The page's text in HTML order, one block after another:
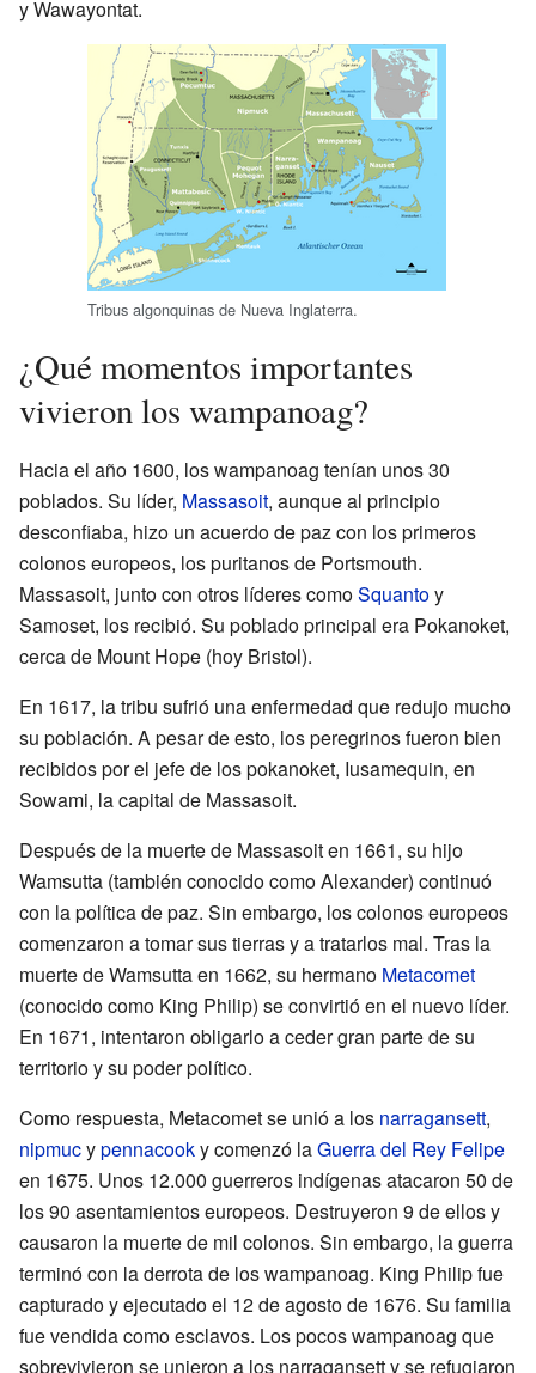
y Wawayontat.
Tribus algonquinas de Nueva Inglaterra.
¿Qué momentos importantes
vivieron los wampanoag?
Hacia el año 1600, los wampanoag tenían unos 30
poblados. Su líder, Massasoit, aunque al principio
desconfiaba, hizo un acuerdo de paz con los primeros
colonos europeos, los puritanos de Portsmouth.
Massasoit, junto con otros líderes comoSquantoy
Samoset, los recibió. Su poblado principal era Pokanoket,
cerca de Mount Hope (hoy Bristol).
En 1617, la tribu sufrió una enfermedad que redujo mucho
su población. A pesar de esto, los peregrinos fueron bien
recibidos por el jefe de los pokanoket, Iusamequin, en
Sowami, la capital de Massasoit.
Después de la muerte de Massasoit en 1661, su hijo
Wamsutta (también conocido como Alexander) continuó
con la política de paz. Sin embargo, los colonos europeos
comenzaron a tomar sus tierras y a tratarlos mal. Tras la
muerte de Wamsutta en 1662, su hermano Metacomet
(conocido como King Philip) se convirtió en el nuevo líder.
En 1671, intentaron obligarlo a ceder gran parte de su
territorio y su poder político.
Como respuesta, Metacomet se unió a los narragansett,
nipmucypennacooky comenzó laGuerra del Rey Felipe
en 1675. Unos 12.000 guerreros indígenas atacaron 50 de
los 90 asentamientos europeos. Destruyeron 9 de ellos y
causaron la muerte de mil colonos. Sin embargo, la guerra
terminó con la derrota de los wampanoag. King Philip fue
capturado y ejecutado el 12 de agosto de 1676. Su familia
fue vendida como esclavos. Los pocos wampanoag que
sobrevivieron se unieron a los narragansett y se refugiaron